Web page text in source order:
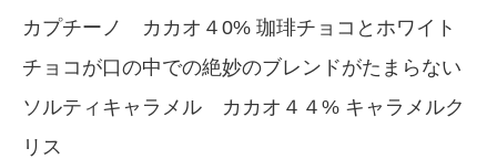
カプチーノ カカオ４0% 珈琲チョコとホワイト
チョコが口の中での絶妙のブレンドがたまらない
ソルティキャラメル カカオ４４% キャラメルク
リス